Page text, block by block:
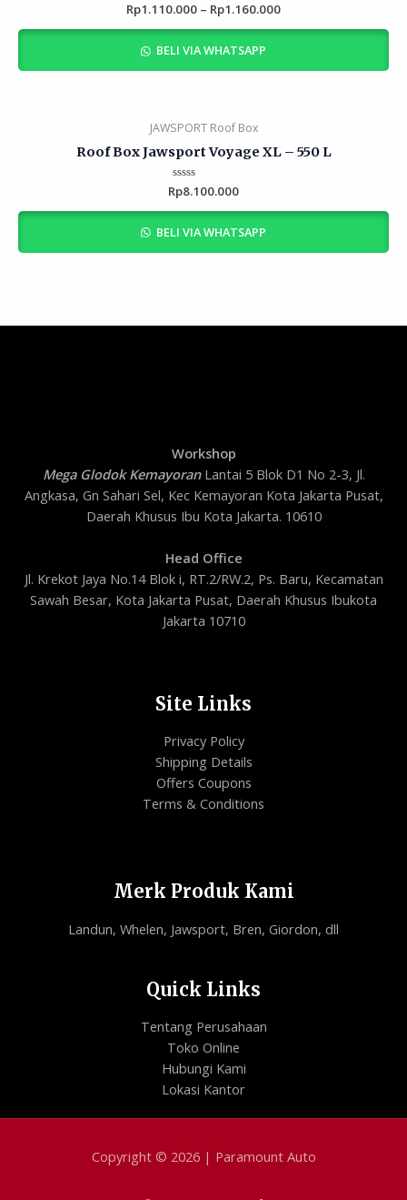
Rated
out
5
Rp1.110.000 – Rp1.160.000
BELI VIA WHATSAPP
JAWSPORT Roof Box
Roof Box Jawsport Voyage XL – 550 L
Rated
0
out
5
Rp8.100.000
BELI VIA WHATSAPP
Workshop
Mega Glodok KemayoranLantai 5 Blok D1 No 2-3, Jl.
Angkasa, Gn Sahari Sel, Kec Kemayoran Kota Jakarta Pusat,
Daerah Khusus Ibu Kota Jakarta. 10610
Head Office
Jl. Krekot Jaya No.14 Blok i, RT.2/RW.2, Ps. Baru, Kecamatan
Sawah Besar, Kota Jakarta Pusat, Daerah Khusus Ibukota
Jakarta 10710
Site Links
Privacy Policy
Shipping Details
Offers Coupons
Terms & Conditions
Merk Produk Kami
Landun, Whelen, Jawsport, Bren, Giordon, dll
Quick Links
Tentang Perusahaan
Toko Online
Hubungi Kami
Lokasi Kantor
Copyright © 2026 | Paramount Auto